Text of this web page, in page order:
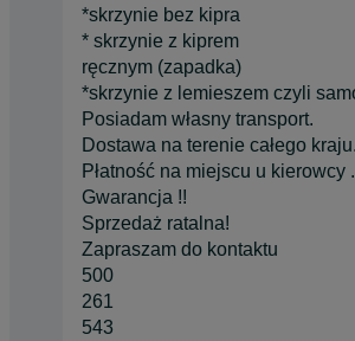
*skrzynie bez kipra
* skrzynie z kiprem
ręcznym (zapadka)
*skrzynie z lemieszem czyli
Posiadam własny transport.
Dostawa na terenie całego kraju.
Płatność na miejscu u kierowcy .
Gwarancja !!
Sprzedaż ratalna!
Zapraszam do kontaktu
500
261
543